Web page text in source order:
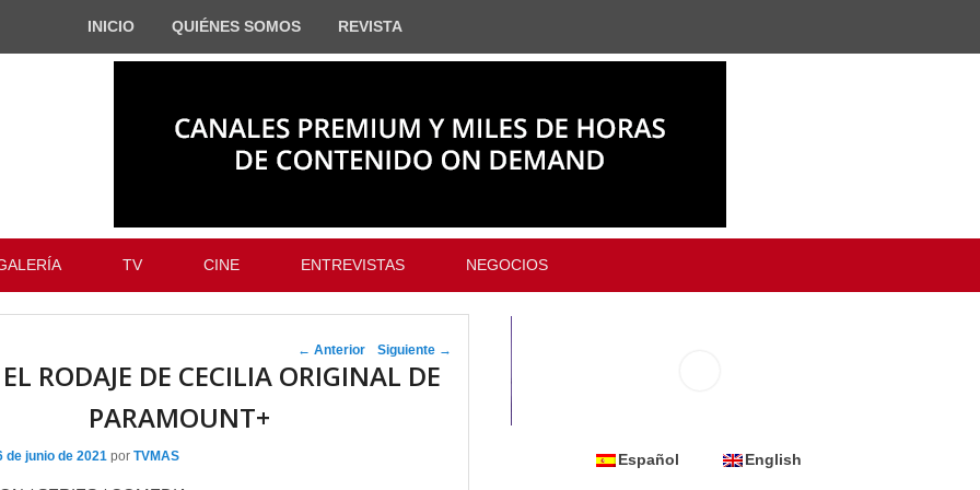
INICIO QUIÉNES SOMOS REVISTA
TV CINE ENTREVISTAS NEGOCIOS
Navegador de
artículos
← Anterior Siguiente →
RODAJE DE CECILIA ORIGINAL DE
PARAMOUNT+
de junio de 2021 por TVMAS Español English